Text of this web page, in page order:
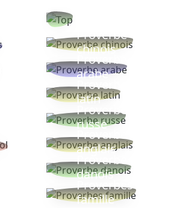
Proverbe
chinois
Proverbe
arabe
Proverbe
latin
Proverbe
russe
Proverbe
anglais
Proverbe
danois
Proverbes
famille